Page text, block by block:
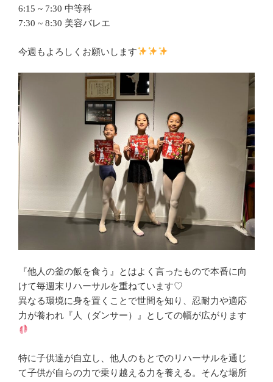
6:15 ~ 7:30 中等科
7:30 ~ 8:30 美容バレエ
今週もよろしくお願いします
『他人の釜の飯を食う』とはよく言ったもので本番に向
けて毎週末リハーサルを重ねています♡
異なる環境に身を置くことで世間を知り、忍耐力や適応
力が養われ『人（ダンサー）』としての幅が広がります
特に子供達が自立し、他人のもとでのリハーサルを通じ
て子供が自らの力で乗り越える力を養える。そんな場所